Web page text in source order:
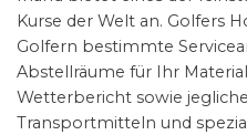
Kurse der Welt an. Golfers
Golfern bestimmte
Abstellräume für Ihr
Wetterbericht sowie
Transportmitteln und